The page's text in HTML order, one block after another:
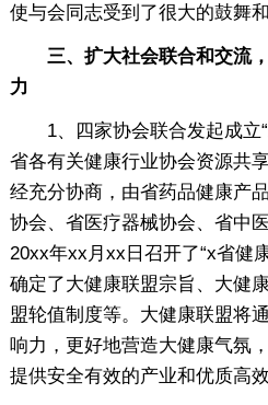
使与会同志受到了很大的鼓舞和
三、扩大社会联合和交流，
力
1、四家协会联合发起成立
省各有关健康行业协会资源共
经充分协商，由省药品健康产
协会、省医疗器械协会、省中
20xx年xx月xx日召开了“x省健
确定了大健康联盟宗旨、大健
盟轮值制度等。大健康联盟将
响力，更好地营造大健康气氛
提供安全有效的产业和优质高效